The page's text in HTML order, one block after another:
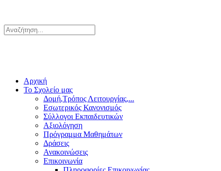
Αρχική
Το Σχολείο μας
Δομή,Τρόπος Λειτουργίας,...
Εσωτερικός Κανονισμός
Σύλλογοι Εκπαιδευτικών
Αξιολόγηση
Πρόγραμμα Μαθημάτων
Δράσεις
Ανακοινώσεις
Επικοινωνία